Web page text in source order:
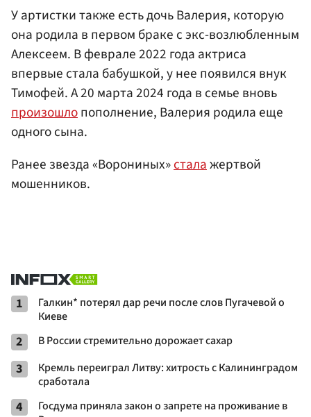
У артистки также есть дочь Валерия, которую
она родила в первом браке с экс-возлюбленным
Алексеем. В феврале 2022 года актриса
впервые стала бабушкой, у нее появился внук
Тимофей. А 20 марта 2024 года в семье вновь
произошлопополнение, Валерия родила еще
одного сына.
Ранее звезда «Ворониных»сталажертвой
мошенников.
1
Галкин* потерял дар речи после слов Пугачевой о
Киеве
2 В России стремительно дорожает сахар
3
Кремль переиграл Литву: хитрость с Калининградом
сработала
4
Госдума приняла закон о запрете на проживание в